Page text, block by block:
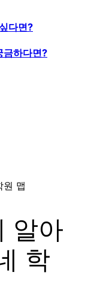
다면?
금하다면?
원 맵
알아
학